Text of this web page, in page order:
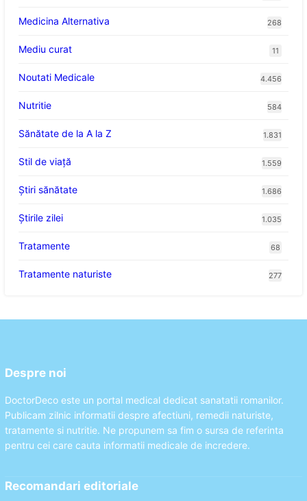
Medicina Alternativa 268
Mediu curat 11
Noutati Medicale 4.456
Nutritie 584
Sănătate de la A la Z 1.831
Stil de viaţă 1.559
Ştiri sănătate 1.686
Știrile zilei 1.035
Tratamente 68
Tratamente naturiste 277
Despre noi
DoctorDeco este un portal medical dedicat sanatatii romanilor.
Publicam zilnic informatii despre afectiuni, remedii naturiste,
tratamente si nutritie. Ne propunem sa fim o sursa de referinta
pentru cei care cauta informatii medicale de incredere.
Recomandari editoriale